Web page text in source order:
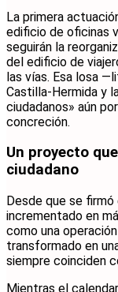
La primera
edificio de oficinas
seguirán la
del edificio de
las vías. Esa losa
Castilla-Hermida y
ciudadanos» aún
concreción.
Un proyecto
ciudadano
Desde que se
incrementado en
como una
transformado en
siempre coinciden
Mientras el